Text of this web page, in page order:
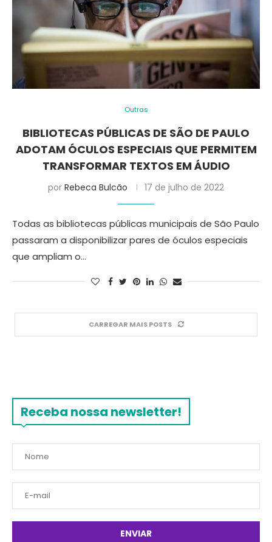
Outras
BIBLIOTECAS PÚBLICAS DE SÃO DE PAULO
ADOTAM ÓCULOS ESPECIAIS QUE PERMITEM
TRANSFORMAR TEXTOS EM ÁUDIO
por Rebeca Bulcão 17 de julho de 2022
Todas as bibliotecas públicas municipais de São Paulo
passaram a disponibilizar pares de óculos especiais
que ampliam o…
CARREGAR MAIS POSTS
Receba nossa newsletter!